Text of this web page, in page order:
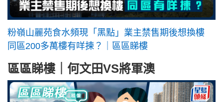
粉嶺山麗苑食水頻現「黑點」業主禁售期後想換樓
同區200多萬樓有咩揀？｜區區睇樓
區區睇樓｜何文田VS將軍澳